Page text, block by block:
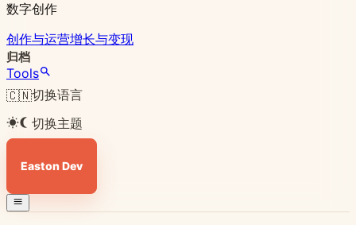
数字创作
创作与运营增长与变现
归档
Tools
🇨🇳切换语言
切换主题
Easton Dev